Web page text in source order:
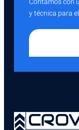
y técnica para